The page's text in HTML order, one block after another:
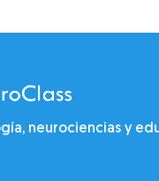
neurociencias y